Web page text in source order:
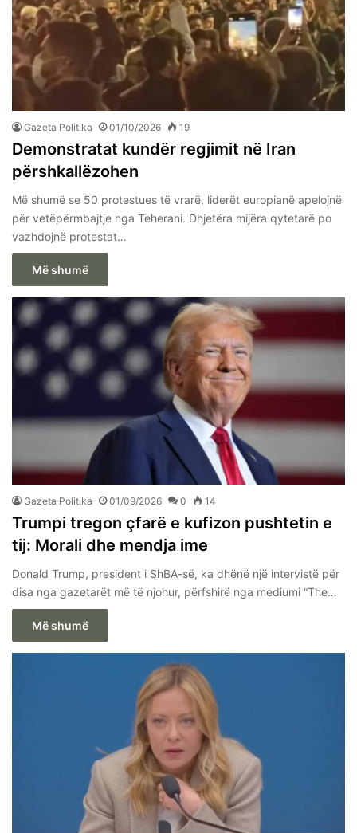
Gazeta Politika 01/10/2026 19
Demonstratat kundër regjimit në Iran
përshkallëzohen
Më shumë se 50 protestues të vrarë, liderët europianë apelojnë
për vetëpërmbajtje nga Teherani. Dhjetëra mijëra qytetarë po
vazhdojnë protestat…
Më shumë
Gazeta Politika 01/09/2026 0 14
Trumpi tregon çfarë e kufizon pushtetin e
tij: Morali dhe mendja ime
Donald Trump, president i ShBA-së, ka dhënë një intervistë për
disa nga gazetarët më të njohur, përfshirë nga mediumi “The…
Më shumë